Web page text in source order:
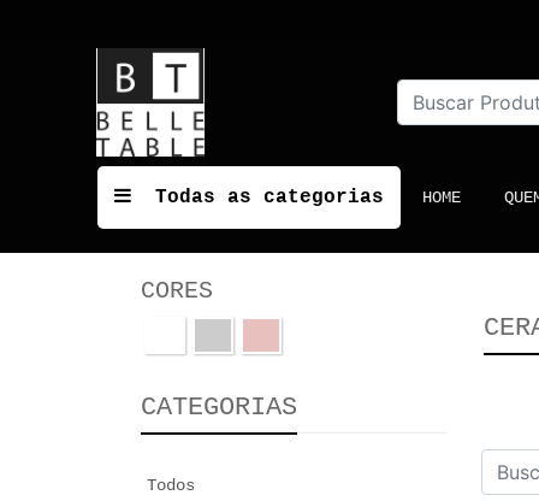
Todas as categorias HOME
CORES
CATEGORIAS
Todos